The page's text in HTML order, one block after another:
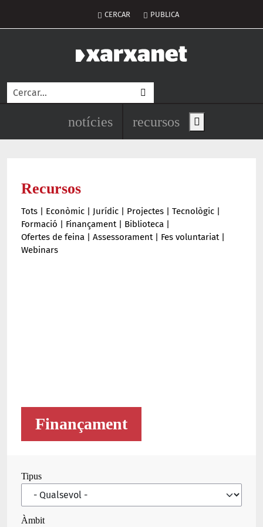
Menú del compte d'usuari
CERCAR PUBLICA
Cerca
Navegació principal de
notícies recursos Show main
Recursos
Tots | Econòmic | Jurídic | Projectes | Tecnològic |
Formació | Finançament | Biblioteca |
Ofertes de feina | Assessorament | Fes voluntariat |
Webinars
Finançament
Tipus
Àmbit